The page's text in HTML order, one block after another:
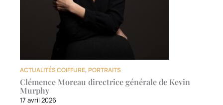
ACTUALITÉS COIFFURE, PORTRAITS
Clémence Moreau directrice générale de Kevin
Murphy
17 avril 2026